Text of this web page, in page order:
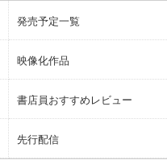
ダークパタ
、誰が決め
ユーザーが
い思考
種類 3.1 ス
ミスディレ
3.5 スケアシ
ースドアクシ
織をプレッ
時のもので
発売予定一覧
映像化作品
書店員おすすめレビュー
先行配信